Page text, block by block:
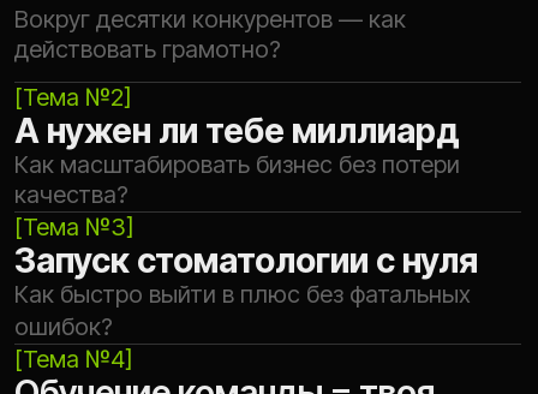
ДЛЯ КОГО?
Вебинар для собственников,
руководителей и тех,
кто хочет
карьерного роста
Теряете первичку, база не
растёт
//01